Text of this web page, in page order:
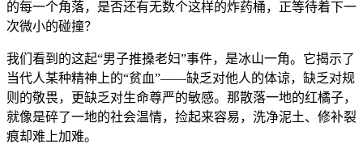
的每一个角落，是否还有无数个这样的炸药桶，正等待着下一
次微小的碰撞？
我们看到的这起“男子推搡老妇”事件，是冰山一角。它揭示了
当代人某种精神上的“贫血”——缺乏对他人的体谅，缺乏对规
则的敬畏，更缺乏对生命尊严的敏感。那散落一地的红橘子，
就像是碎了一地的社会温情，捡起来容易，洗净泥土、修补裂
痕却难上加难。